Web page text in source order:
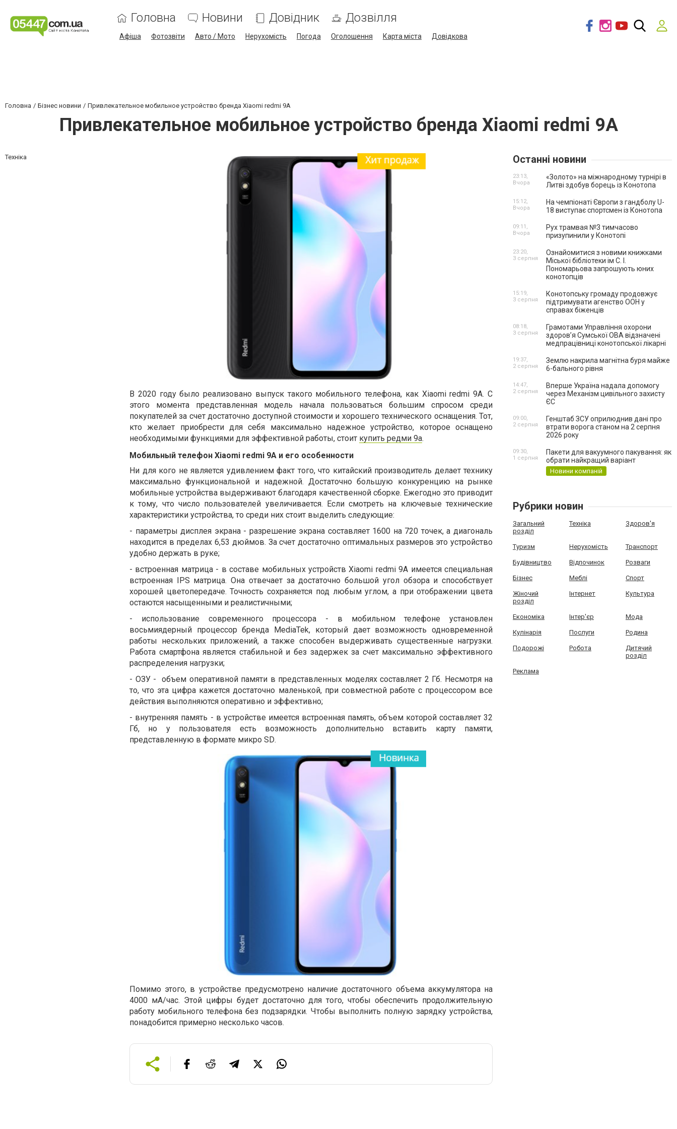
Головна Новини Довідник Дозвілля
Афіша Фотозвіти Авто / Мото Нерухомість Погода Оголошення Карта міста Довідкова
Головна Бізнес новини Привлекательное мобильное устройство бренда Xiaomi redmi 9A
Привлекательное мобильное устройство бренда Xiaomi redmi 9A
Техніка
В 2020 году было реализовано выпуск такого мобильного телефона, как Xiaomi redmi 9A. С
этого момента представленная модель начала пользоваться большим спросом среди
покупателей за счет достаточно доступной стоимости и хорошего технического оснащения. Тот,
кто желает приобрести для себя максимально надежное устройство, которое оснащено
необходимыми функциями для эффективной работы, стоит купить редми 9а.
Мобильный телефон Xiaomi redmi 9A и его особенности
Ни для кого не является удивлением факт того, что китайский производитель делает технику
максимально функциональной и надежной. Достаточно большую конкуренцию на рынке
мобильные устройства выдерживают благодаря качественной сборке. Ежегодно это приводит
к тому, что число пользователей увеличивается. Если смотреть на ключевые технические
характеристики устройства, то среди них стоит выделить следующие:
- параметры дисплея экрана - разрешение экрана составляет 1600 на 720 точек, а диагональ
находится в пределах 6,53 дюймов. За счет достаточно оптимальных размеров это устройство
удобно держать в руке;
- встроенная матрица - в составе мобильных устройств Xiaomi redmi 9A имеется специальная
встроенная IPS матрица. Она отвечает за достаточно большой угол обзора и способствует
хорошей цветопередаче. Точность сохраняется под любым углом, а при отображении цвета
остаются насыщенными и реалистичными;
- использование современного процессора - в мобильном телефоне установлен
восьмиядерный процессор бренда MediaTek, который дает возможность одновременной
работы нескольких приложений, а также способен выдерживать существенные нагрузки.
Работа смартфона является стабильной и без задержек за счет максимально эффективного
распределения нагрузки;
- ОЗУ - объем оперативной памяти в представленных моделях составляет 2 Гб. Несмотря на
то, что эта цифра кажется достаточно маленькой, при совместной работе с процессором все
действия выполняются оперативно и эффективно;
- внутренняя память - в устройстве имеется встроенная память, объем которой составляет 32
Гб, но у пользователя есть возможность дополнительно вставить карту памяти,
представленную в формате микро SD.
Помимо этого, в устройстве предусмотрено наличие достаточного объема аккумулятора на
4000 мА/час. Этой цифры будет достаточно для того, чтобы обеспечить продолжительную
работу мобильного телефона без подзарядки. Чтобы выполнить полную зарядку устройства,
понадобится примерно несколько часов.
Останні новини
«Золото» на міжнародному турнірі в
Литві здобув борець із Конотопа
23:13,
Вчора
На чемпіонаті Європи з гандболу U-
18 виступає спортсмен із Конотопа
15:12,
Вчора
Рух трамвая №3 тимчасово
призупинили у Конотопі
09:11,
Вчора
Ознайомитися з новими книжками
Міської бібліотеки ім С. І.
Пономарьова запрошують юних
конотопців
23:20,
3 серпня
Конотопську громаду продовжує
підтримувати агенство ООН у
справах біженців
15:19,
3 серпня
Грамотами Управління охорони
здоров’я Сумської ОВА відзначені
медпрацівниці конотопської лікарні
08:18,
3 серпня
Землю накрила магнітна буря майже
6-бального рівня
19:37,
2 серпня
Вперше Україна надала допомогу
через Механізм цивільного захисту
ЄС
14:47,
2 серпня
Генштаб ЗСУ оприлюднив дані про
втрати ворога станом на 2 серпня
2026 року
09:00,
2 серпня
Пакети для вакуумного пакування: як
обрати найкращий варіант
Новини компаній
09:30,
1 серпня
Рубрики новин
Загальний
розділ
Техніка Здоров'я
Туризм Нерухомість Транспорт
Будівництво Відпочинок Розваги
Бізнес Меблі Спорт
Жіночий
розділ
Інтернет Культура
Економіка Інтер'єр Мода
Кулінарія Послуги Родина
Подорожі Робота
Дитячий
розділ
Реклама